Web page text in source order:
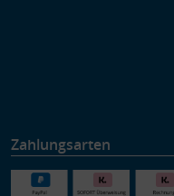
Zahlungsarten